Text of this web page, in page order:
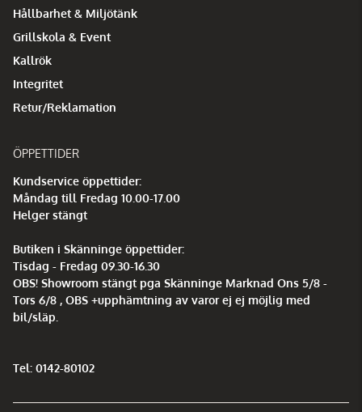
Hållbarhet & Miljötänk
Grillskola & Event
Kallrök
Integritet
Retur/Reklamation
ÖPPETTIDER
Kundservice öppettider:
Måndag till Fredag 10.00-17.00
Helger stängt
Butiken i Skänninge öppettider:
Tisdag - Fredag 09.30-16.30
OBS! Showroom stängt pga Skänninge Marknad Ons 5/8 -
Tors 6/8 , OBS +upphämtning av varor ej ej möjlig med
bil/släp.
Tel: 0142-80102